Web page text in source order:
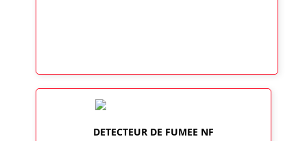
DETECTEUR DE FUMEE NF